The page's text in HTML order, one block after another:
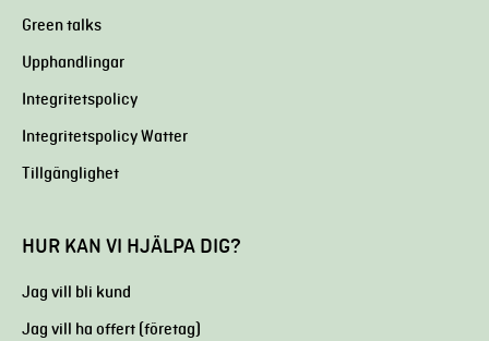
Green talks
Upphandlingar
Integritetspolicy
Integritetspolicy Watter
Tillgänglighet
HUR KAN VI HJÄLPA DIG?
Jag vill bli kund
Jag vill ha offert (företag)